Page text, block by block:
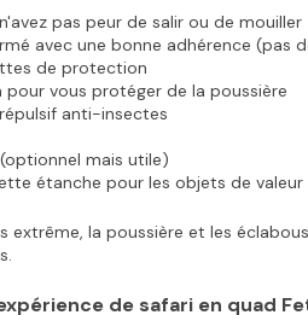
pas peur de salir ou de mouiller
avec une bonne adhérence (pas
de protection
pour vous protéger de la poussière
anti-insectes
mais utile)
étanche pour les objets de valeur
extrême, la poussière et les
de safari en quad